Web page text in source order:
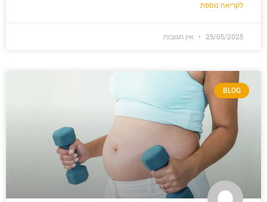
לקריאה נוספת
25/05/2025 אין תגובות
BLOG